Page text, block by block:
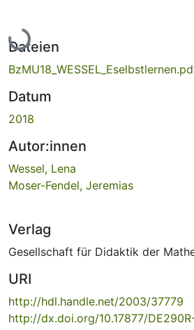
Lade...
Dateien
Datum
2018
Autor:innen
Wessel, Lena
Moser-Fendel, Jeremias
Verlag
Gesellschaft für Didaktik der
URI
http://hdl.handle.net/2003/37779
http://dx.doi.org/10.17877/